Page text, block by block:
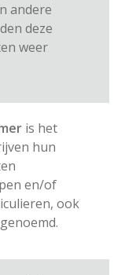
andere
deze
weer
is het
hun
en/of
ook